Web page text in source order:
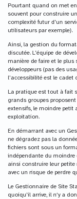
Pourtant quand on met
souvent pour construire
complexité futur d’un
utilisateurs par exemple).
Ainsi, la gestion du
discutée. L’équipe de
manière de faire et le
développeurs (pas des
l’accessibilité est le cadet
La pratique est tout à fait
grands groupes
extensifs, le moindre petit
exploitation.
En démarrant avec un
ne dégradez pas la
fichiers sont sous un
indépendante du moindre
ainsi construire leur
avec un risque de perdre
Le Gestionnaire de Site
quoiqu’il arrive, il n‘y a